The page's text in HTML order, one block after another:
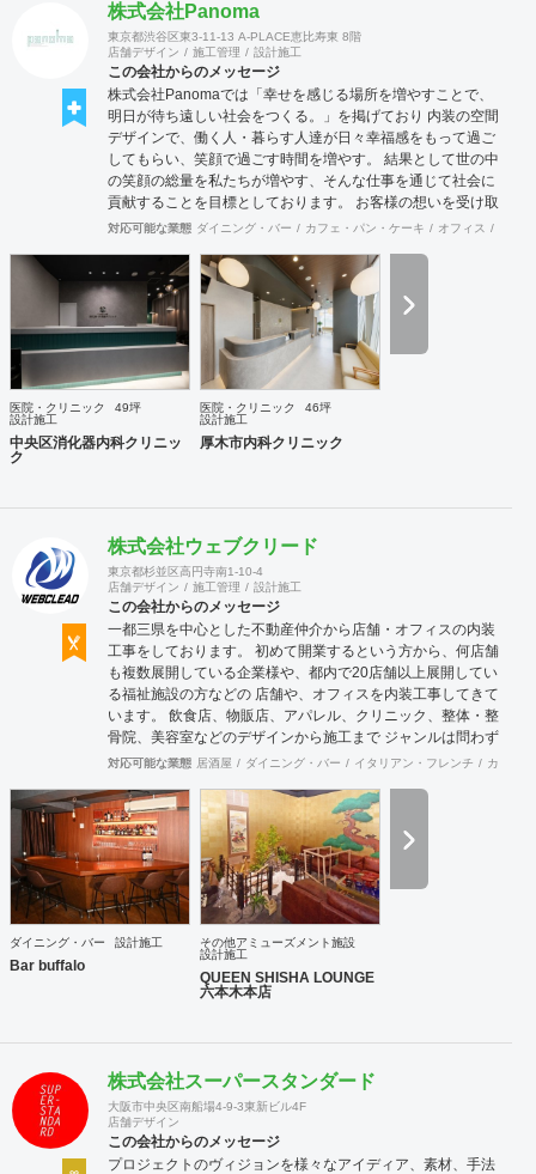
株式会社Panoma
東京都渋谷区東3-11-13 A-PLACE恵比寿東 8階
店舗デザイン
施工管理 設計施工
この会社からのメッセージ
株式会社Panomaでは「幸せを感じる場所を増やすことで、
明日が待ち遠しい社会をつくる。」を掲げており 内装の空間
デザインで、働く人・暮らす人達が日々幸福感をもって過ご
してもらい、笑顔で過ごす時間を増やす。 結果として世の中
の笑顔の総量を私たちが増やす、そんな仕事を通じて社会に
貢献することを目標としております。 お客様の想いを受け取
り、その想いを具現化できるデザインと施工を心掛け、 創業
でおります。 お客様満足を追求し「あなたに出会えてよかっ
た企業」であり続けれるよう貢献していきます。 医療施設に
特化した内装デザイン・施工の提供ブラインド『Clione』も
展開中です！ 是非ご連絡をお待ちしております！！
対応可能な業態 ダイニング・バー カフェ・パン・ケーキ オフィス
医院・クリニック
49坪
設計施工
中央区消化器内科クリニッ
ク
医院・クリニック
46坪
設計施工
厚木市内科クリニック
株式会社ウェブクリード
東京都杉並区高円寺南1-10-4
店舗デザイン
施工管理 設計施工
この会社からのメッセージ
一都三県を中心とした不動産仲介から店舗・オフィスの内装
工事をしております。 初めて開業するという方から、何店舗
も複数展開している企業様や、都内で20店舗以上展開してい
る福祉施設の方などの 店舗や、オフィスを内装工事してきて
います。 飲食店、物販店、アパレル、クリニック、整体・整
骨院、美容室などのデザインから施工まで ジャンルは問わず
に設計施工してきております。
対応可能な業態 居酒屋 ダイニング・バー イタリアン・フレンチ カフェ
ダイニング・バー 設計施工
Bar buffalo
その他アミューズメント施設
設計施工
QUEEN SHISHA LOUNGE
六本木本店
株式会社スーパースタンダード
大阪市中央区南船場4-9-3東新ビル4F
店舗デザイン
この会社からのメッセージ
プロジェクトのヴィジョンを様々なアイディア、素材、手法